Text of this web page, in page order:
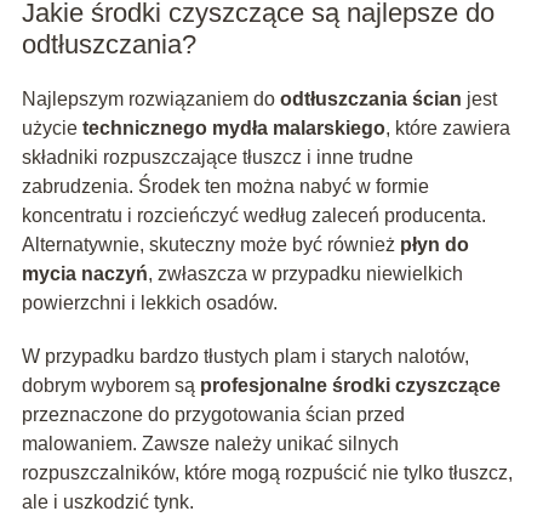
Jakie środki czyszczące są najlepsze do
odtłuszczania?
Najlepszym rozwiązaniem do odtłuszczania ścian jest
użycie technicznego mydła malarskiego, które zawiera
składniki rozpuszczające tłuszcz i inne trudne
zabrudzenia. Środek ten można nabyć w formie
koncentratu i rozcieńczyć według zaleceń producenta.
Alternatywnie, skuteczny może być również płyn do
mycia naczyń, zwłaszcza w przypadku niewielkich
powierzchni i lekkich osadów.
W przypadku bardzo tłustych plam i starych nalotów,
dobrym wyborem są profesjonalne środki czyszczące
przeznaczone do przygotowania ścian przed
malowaniem. Zawsze należy unikać silnych
rozpuszczalników, które mogą rozpuścić nie tylko tłuszcz,
ale i uszkodzić tynk.